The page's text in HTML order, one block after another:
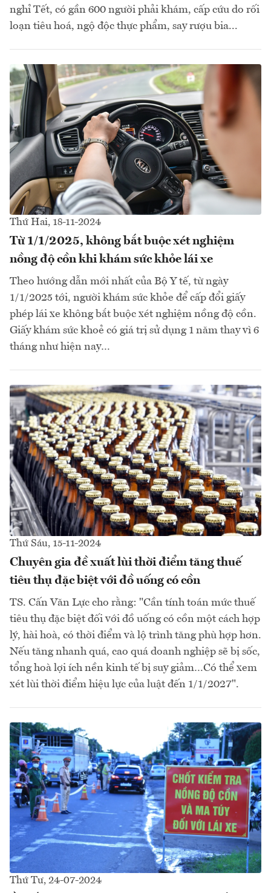
nghỉ Tết, có gần 600 người phải khám, cấp cứu do rối
loạn tiêu hoá, ngộ độc thực phẩm, say rượu bia...
Thứ Hai, 18-11-2024
Từ 1/1/2025, không bắt buộc xét nghiệm
nồng độ cồn khi khám sức khỏe lái xe
Theo hướng dẫn mới nhất của Bộ Y tế, từ ngày
1/1/2025 tới, người khám sức khỏe để cấp đổi giấy
phép lái xe không bắt buộc xét nghiệm nồng độ cồn.
Giấy khám sức khoẻ có giá trị sử dụng 1 năm thay vì 6
tháng như hiện nay…
Thứ Sáu, 15-11-2024
Chuyên gia đề xuất lùi thời điểm tăng thuế
tiêu thụ đặc biệt với đồ uống có cồn
TS. Cấn Văn Lực cho rằng: "Cần tính toán mức thuế
tiêu thụ đặc biệt đối với đồ uống có cồn một cách hợp
lý, hài hoà, có thời điểm và lộ trình tăng phù hợp hơn.
Nếu tăng nhanh quá, cao quá doanh nghiệp sẽ bị sốc,
tổng hoà lợi ích nền kinh tế bị suy giảm…Có thể xem
xét lùi thời điểm hiệu lực của luật đến 1/1/2027".
Thứ Tư, 24-07-2024